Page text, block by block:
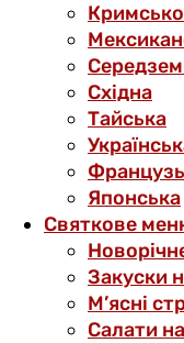
Східна
Тайська
Японська
Святкове
Закуски
М’ясні
Салати